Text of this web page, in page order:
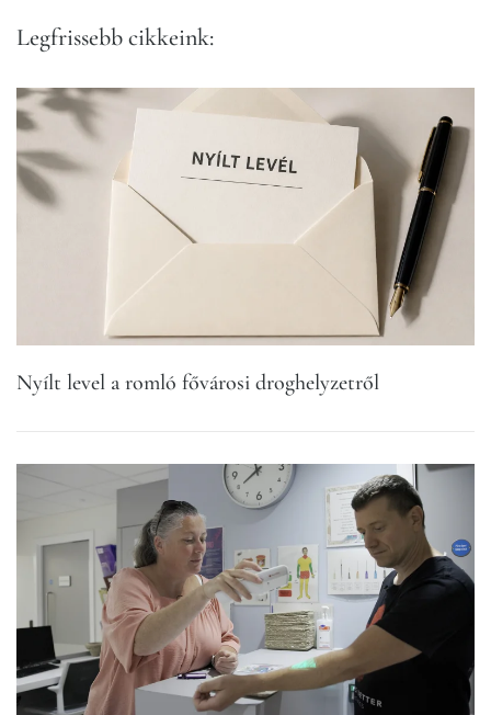
Legfrissebb cikkeink:
Nyílt level a romló fővárosi droghelyzetről